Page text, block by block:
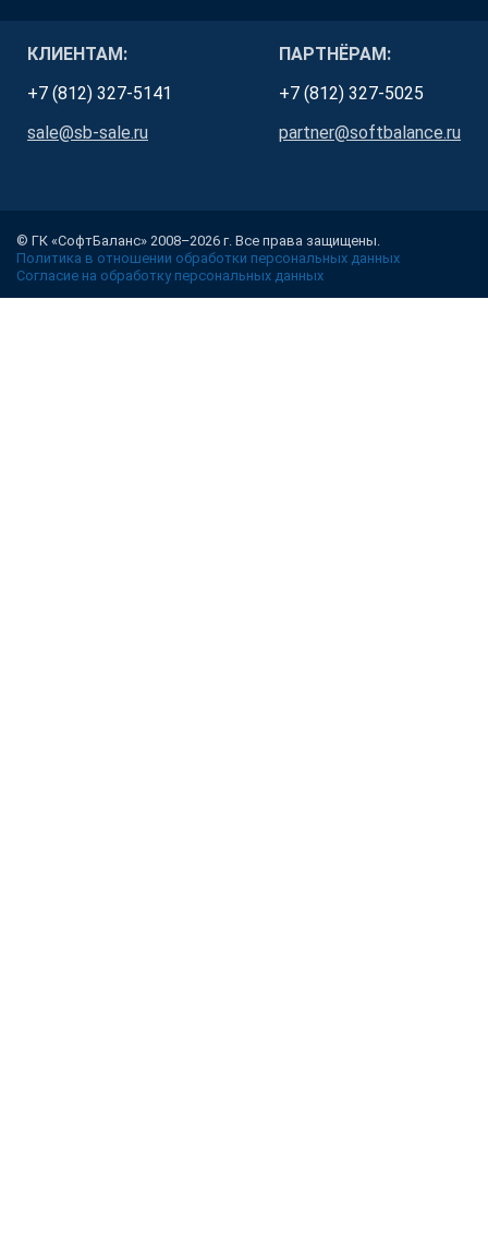
КЛИЕНТАМ:
+7 (812) 327-5141
sale@sb-sale.ru
ПАРТНЁРАМ:
+7 (812) 327-5025
partner@softbalance.ru
© ГК «СофтБаланс» 2008–2026 г. Все права защищены.
Политика в отношении обработки персональных данных
Согласие на обработку персональных данных